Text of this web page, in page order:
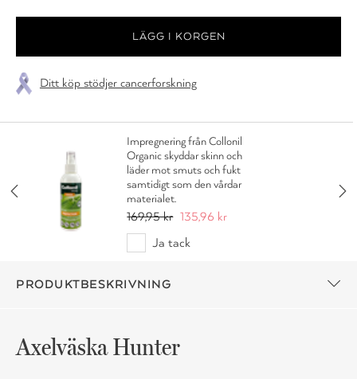
Ditt köp stödjer cancerforskning
Impregnering från Collonil
Organic skyddar skinn och
läder mot smuts och fukt
samtidigt som den vårdar
materialet.
169,95 kr 135,96 kr
Ja tack
PRODUKTBESKRIVNING
Axelväska Hunter